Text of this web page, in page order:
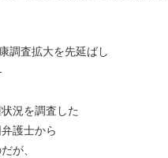
調査拡大を先延ばし
況を調査した
護士から
が、